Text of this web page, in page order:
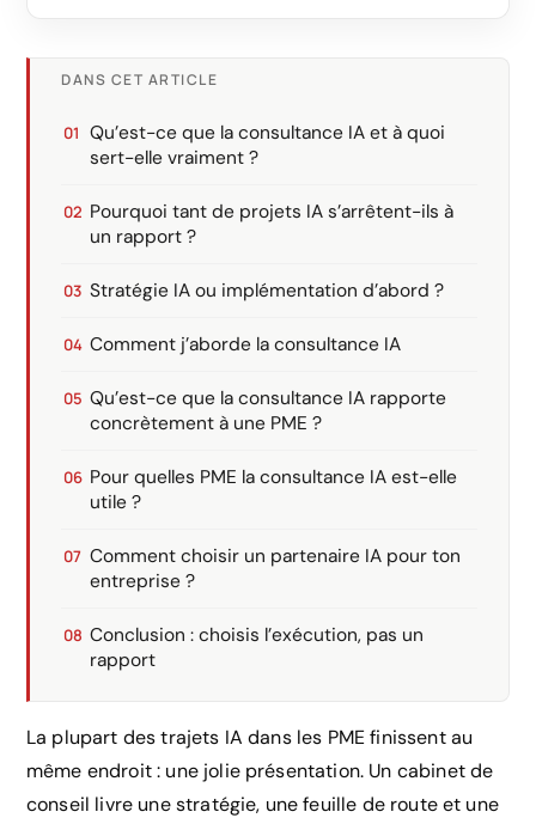
DANS CET ARTICLE
Qu’est-ce que la consultance IA et à quoi
sert-elle vraiment ?
Pourquoi tant de projets IA s’arrêtent-ils à
un rapport ?
Stratégie IA ou implémentation d’abord ?
Comment j’aborde la consultance IA
Qu’est-ce que la consultance IA rapporte
concrètement à une PME ?
Pour quelles PME la consultance IA est-elle
utile ?
Comment choisir un partenaire IA pour ton
entreprise ?
Conclusion : choisis l’exécution, pas un
rapport
La plupart des trajets IA dans les PME finissent au
même endroit : une jolie présentation. Un cabinet de
conseil livre une stratégie, une feuille de route et une